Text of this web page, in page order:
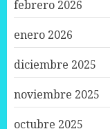
febrero 2026
enero 2026
diciembre 2025
noviembre 2025
octubre 2025